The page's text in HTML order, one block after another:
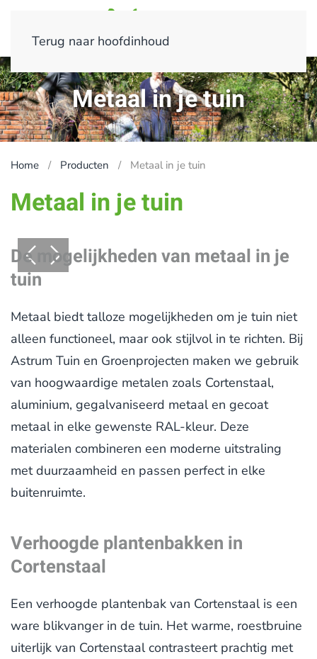
Terug naar hoofdinhoud
Metaal in je tuin
Home Producten Metaal in je tuin
Metaal in je tuin
De mogelijkheden van metaal in je
tuin
Metaal biedt talloze mogelijkheden om je tuin niet
alleen functioneel, maar ook stijlvol in te richten. Bij
Astrum Tuin en Groenprojecten maken we gebruik
van hoogwaardige metalen zoals Cortenstaal,
aluminium, gegalvaniseerd metaal en gecoat
metaal in elke gewenste RAL-kleur. Deze
materialen combineren een moderne uitstraling
met duurzaamheid en passen perfect in elke
buitenruimte.
Verhoogde plantenbakken in
Cortenstaal
Een verhoogde plantenbak van Cortenstaal is een
ware blikvanger in de tuin. Het warme, roestbruine
uiterlijk van Cortenstaal contrasteert prachtig met